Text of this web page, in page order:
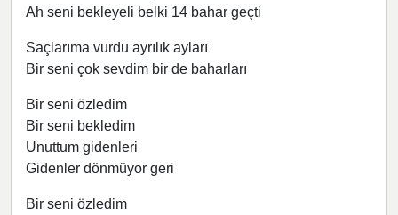
Ah seni bekleyeli belki 14 bahar geçti
Saçlarıma vurdu ayrılık ayları
Bir seni çok sevdim bir de baharları
Bir seni özledim
Bir seni bekledim
Unuttum gidenleri
Gidenler dönmüyor geri
Bir seni özledim